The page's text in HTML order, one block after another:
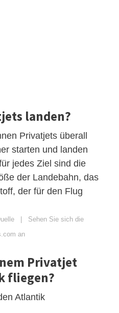
landen?
Privatjets überall
starten und landen
jedes Ziel sind die
der Landebahn, das
der für den Flug
Sehen Sie sich die
an
Privatjet
fliegen?
Atlantik